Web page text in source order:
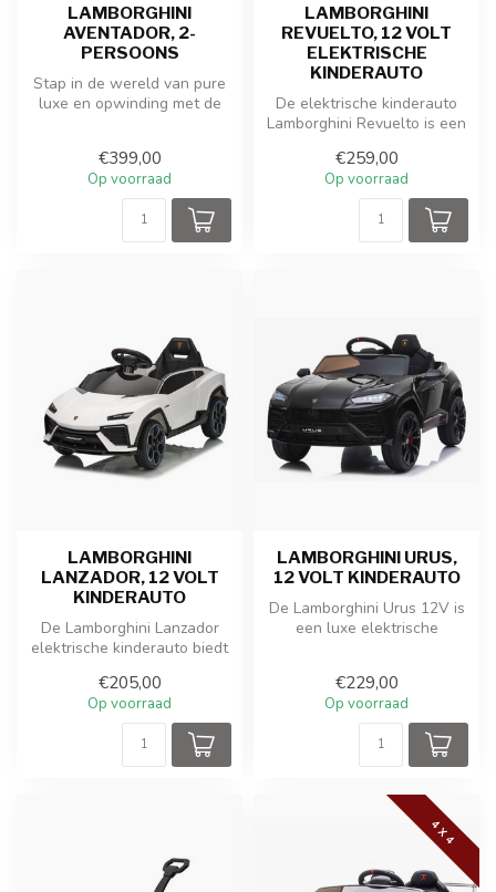
LAMBORGHINI
AVENTADOR, 2-
PERSOONS
Stap in de wereld van pure
luxe en opwinding met de
€399,00
Op voorraad
LAMBORGHINI
REVUELTO, 12 VOLT
ELEKTRISCHE
KINDERAUTO
De elektrische kinderauto
Lamborghini Revuelto is een
€259,00
Op voorraad
LAMBORGHINI
LANZADOR, 12 VOLT
KINDERAUTO
De Lamborghini Lanzador
elektrische kinderauto biedt
van...
€205,00
Op voorraad
LAMBORGHINI URUS,
12 VOLT KINDERAUTO
De Lamborghini Urus 12V is
een luxe elektrische
€229,00
Op voorraad
4 X 4